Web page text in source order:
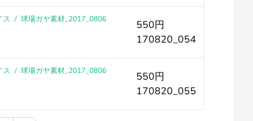
ス / 球場ガヤ素材_2017_0806
550円
170820_054
ス / 球場ガヤ素材_2017_0806
550円
170820_055